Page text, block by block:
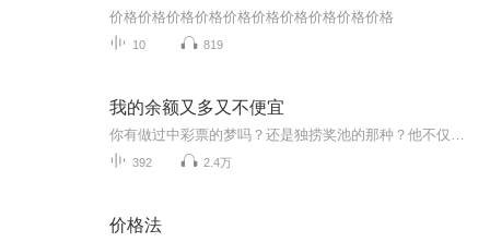
价格价格价格价格价格价格价格价格价格价格
10 819
我的余额又多又不便宜
392 2.4万
价格法